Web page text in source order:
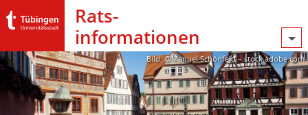
Rats­
informationen
Bild: @Manuel Schönfeld – stock.adobe.com